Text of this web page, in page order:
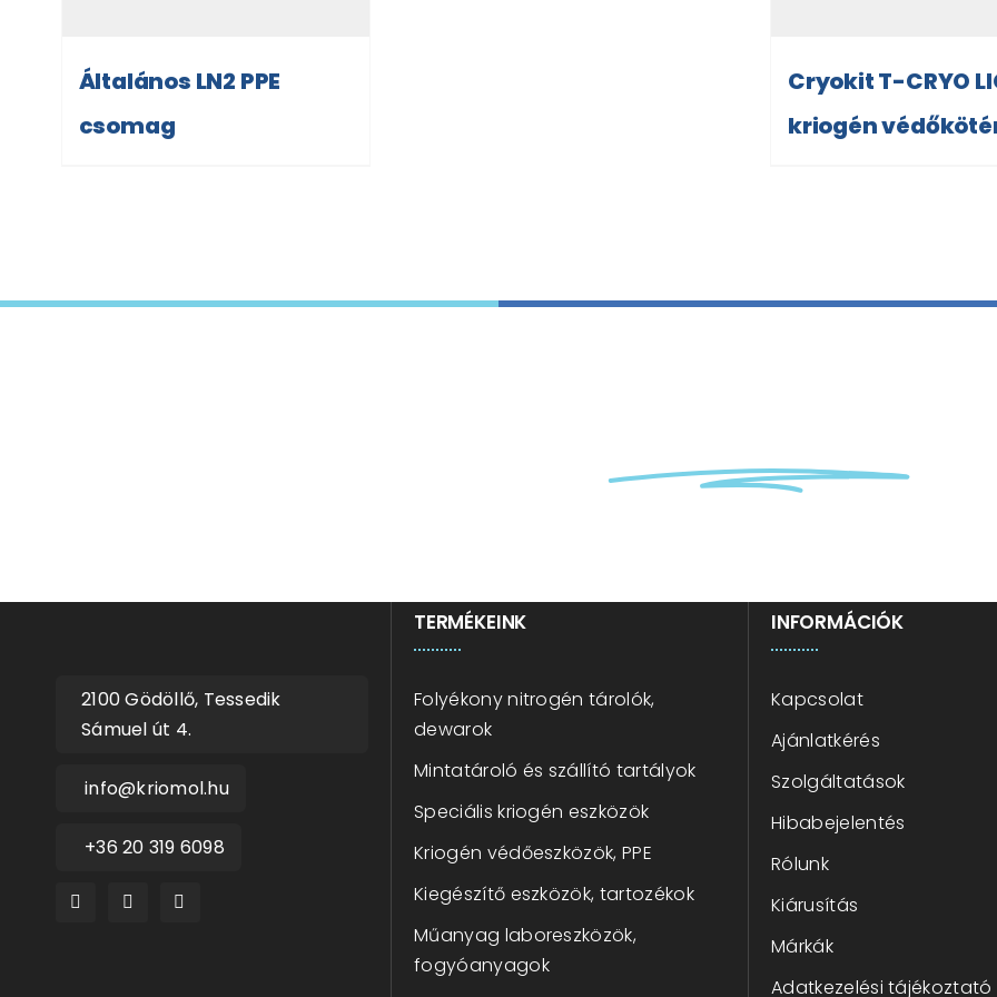
Általános LN2 PPE
csomag
Cryokit T-CRYO
kriogén
2100 Gödöllő, Tessedik
Sámuel út 4.
info@kriomol.hu
+36 20 319 6098
TERMÉKEINK
Folyékony nitrogén tárolók,
dewarok
Mintatároló és szállító tartályok
Speciális kriogén eszközök
Kriogén védőeszközök, PPE
Kiegészítő eszközök, tartozékok
Műanyag laboreszközök,
fogyóanyagok
INFORMÁCIÓK
Kapcsolat
Ajánlatkérés
Szolgáltatások
Hibabejelentés
Rólunk
Kiárusítás
Márkák
Adatkezelési tájékoztató